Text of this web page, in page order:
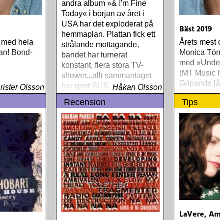
(CD
Teatern,
The
Ken
Grebe &
frid
serie)
City
serie)
serie)
Musik
I
Peter
-
Willy Clay
hela
Bond-
Olsson
andra album »& I'm Fine
Today« i början av året i
USA har det exploderat på
hemmaplan. Plattan fick ett
strålande mottagande,
bandet har turnerat
konstant, flera stora TV-
shower...allt sammantaget
har gjort SUSTO till ett hett
namn
Håkan Olsson
Bäst 2019
Årets mest
Monica
med
(MT Music
Gripande
gitarrister,
och
än på
Tobias
den
Recension Tips
LaVere,